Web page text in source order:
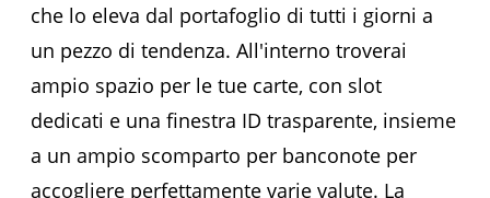
che lo eleva dal portafoglio di tutti i giorni a
un pezzo di tendenza. All'interno troverai
ampio spazio per le tue carte, con slot
dedicati e una finestra ID trasparente, insieme
a un ampio scomparto per banconote per
accogliere perfettamente varie valute. La